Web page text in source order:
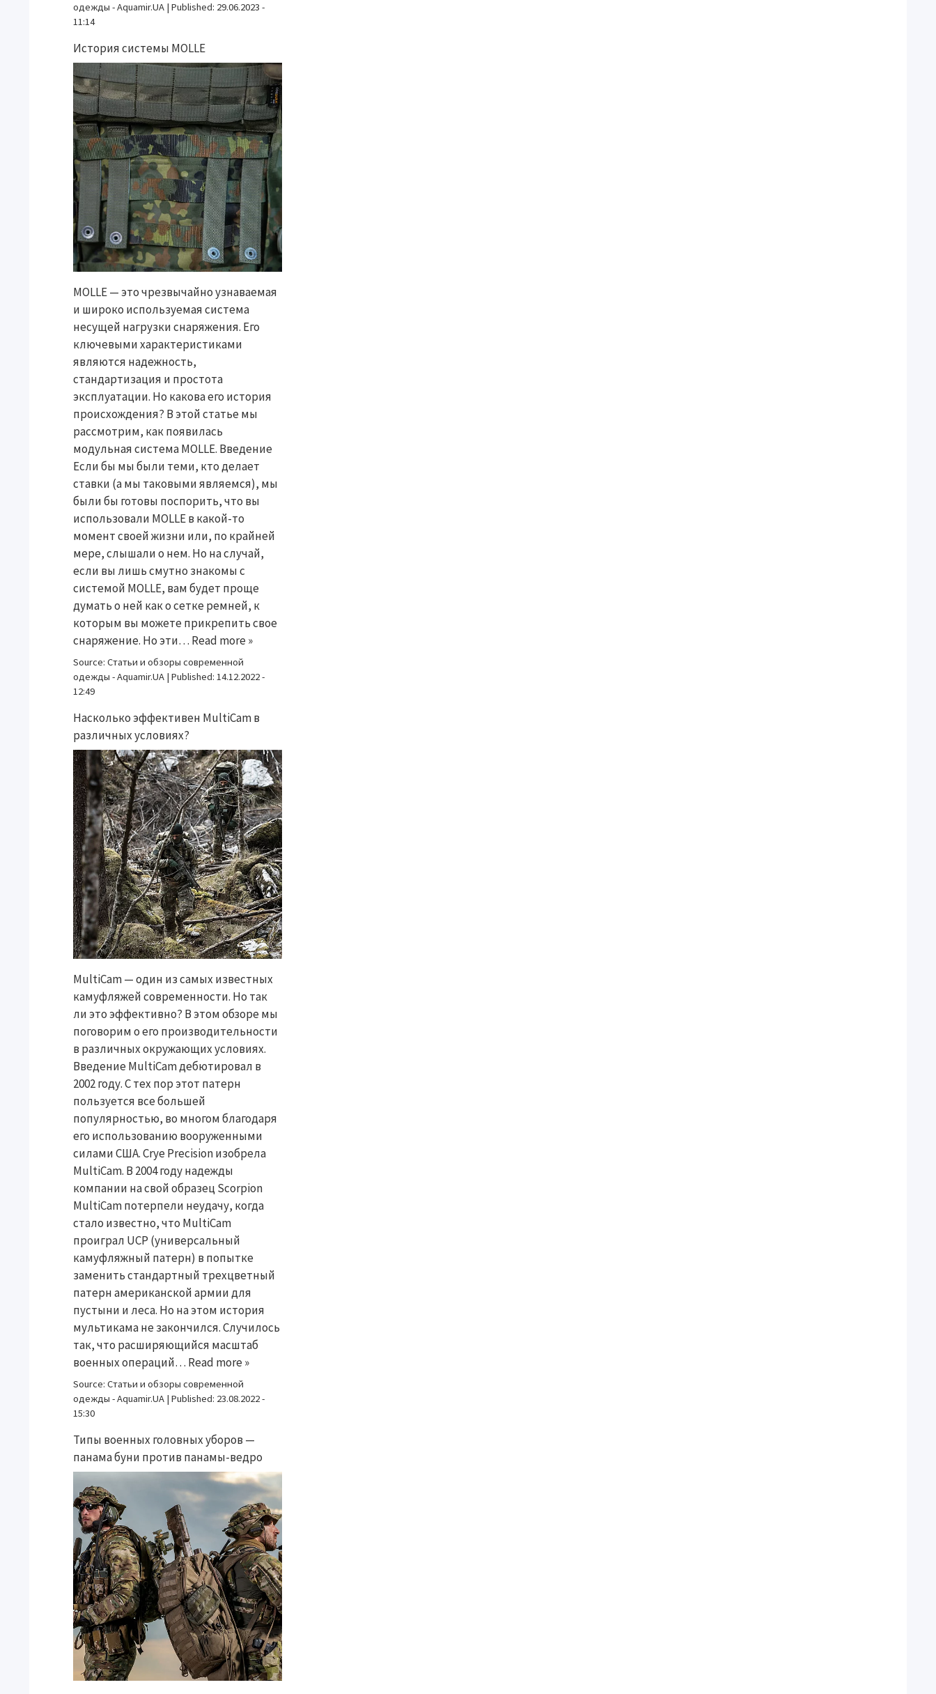
одежды - Aquamir.UA | Published: 29.06.2023 -
11:14
История системы MOLLE
MOLLE — это чрезвычайно узнаваемая
и широко используемая система
несущей нагрузки снаряжения. Его
ключевыми характеристиками
являются надежность,
стандартизация и простота
эксплуатации. Но какова его история
происхождения? В этой статье мы
рассмотрим, как появилась
модульная система MOLLE. Введение
Если бы мы были теми, кто делает
ставки (а мы таковыми являемся), мы
были бы готовы поспорить, что вы
использовали MOLLE в какой-то
момент своей жизни или, по крайней
мере, слышали о нем. Но на случай,
если вы лишь смутно знакомы с
системой MOLLE, вам будет проще
думать о ней как о сетке ремней, к
которым вы можете прикрепить свое
снаряжение. Но эти… Read more »
Source: Статьи и обзоры современной
одежды - Aquamir.UA | Published: 14.12.2022 -
12:49
Насколько эффективен MultiCam в
различных условиях?
MultiCam — один из самых известных
камуфляжей современности. Но так
ли это эффективно? В этом обзоре мы
поговорим о его производительности
в различных окружающих условиях.
Введение MultiCam дебютировал в
2002 году. С тех пор этот патерн
пользуется все большей
популярностью, во многом благодаря
его использованию вооруженными
силами США. Crye Precision изобрела
MultiCam. В 2004 году надежды
компании на свой образец Scorpion
MultiCam потерпели неудачу, когда
стало известно, что MultiCam
проиграл UCP (универсальный
камуфляжный патерн) в попытке
заменить стандартный трехцветный
патерн американской армии для
пустыни и леса. Но на этом история
мультикама не закончился. Случилось
так, что расширяющийся масштаб
военных операций… Read more »
Source: Статьи и обзоры современной
одежды - Aquamir.UA | Published: 23.08.2022 -
15:30
Типы военных головных уборов —
панама буни против панамы-ведро